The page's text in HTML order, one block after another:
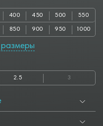
400 450 500 550
850 900 950 1000
1300 1350
2800 2850 3000 3050
4550 5000 5050 5500
размеры
2.5 3